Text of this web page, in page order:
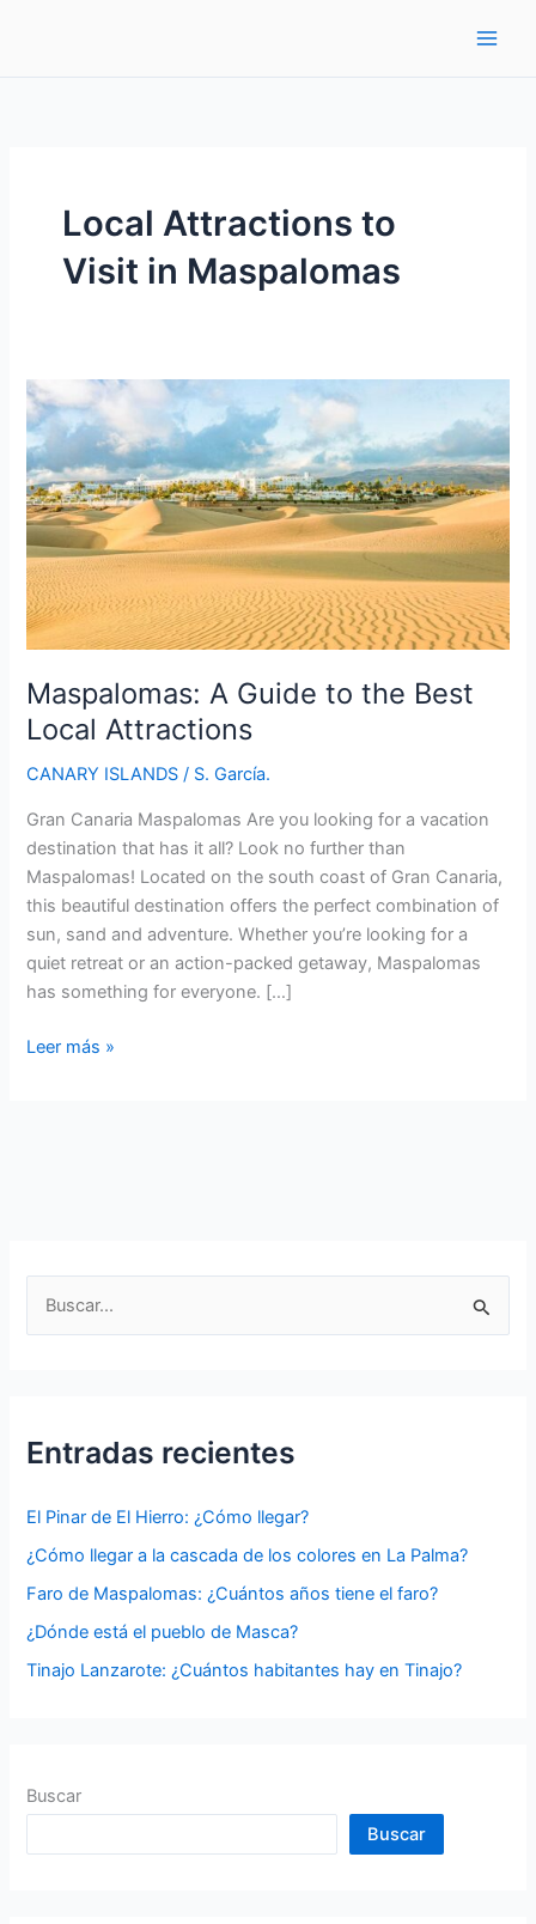
Local Attractions to
Visit in Maspalomas
Maspalomas: A Guide to the Best
Local Attractions
CANARY ISLANDS / S. García.
Gran Canaria Maspalomas Are you looking for a vacation
destination that has it all? Look no further than
Maspalomas! Located on the south coast of Gran Canaria,
this beautiful destination offers the perfect combination of
sun, sand and adventure. Whether you’re looking for a
quiet retreat or an action-packed getaway, Maspalomas
has something for everyone. […]
Maspalomas:
Leer más »
r
r
:
Entradas recientes
El Pinar de El Hierro: ¿Cómo llegar?
¿Cómo llegar a la cascada de los colores en La Palma?
Faro de Maspalomas: ¿Cuántos años tiene el faro?
¿Dónde está el pueblo de Masca?
Tinajo Lanzarote: ¿Cuántos habitantes hay en Tinajo?
Buscar
Buscar